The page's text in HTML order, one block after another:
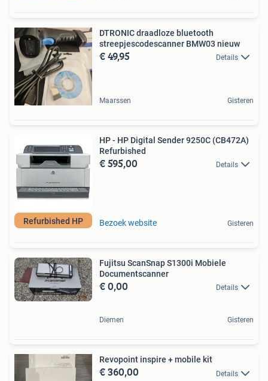
DTRONIC draadloze bluetooth
streepjescodescanner BMW03 nieuw
€ 49,95 Details
Maarssen Gisteren
Refurbished HP
HP - HP Digital Sender 9250C (CB472A)
Refurbished
€ 595,00 Details
Bezoek website Gisteren
Fujitsu ScanSnap S1300i Mobiele
Documentscanner
€ 0,00 Details
Diemen Gisteren
Revopoint inspire + mobile kit
€ 360,00 Details